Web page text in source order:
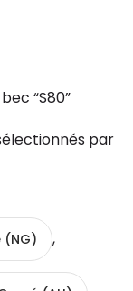
“S80”
par
(NG) ,